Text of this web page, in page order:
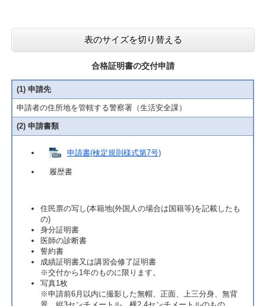
表のサイズを切り替える
合格証明書の交付申請
(1) 申請先
申請者の住所地を管轄する警察署（生活安全課）
(2) 申請書類
申請書(検定規則様式第7号)
履歴書
​住民票の写し(本籍地(外国人の場合は国籍等)を記載したも
の)
身分証明書
医師の診断書
誓約書
成績証明書又は講習会修了証明書
※交付から1年のものに限ります。
写真1枚
※申請前6月以内に撮影した無帽、正面、上三分身、無背